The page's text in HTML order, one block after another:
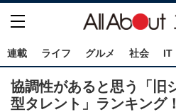
連載 ライフ グルメ 社会 IT
協調性があると思う「旧
型タレント」ランキング